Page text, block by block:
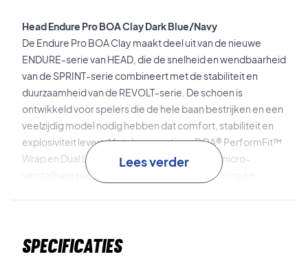
Head Endure Pro BOA Clay Dark Blue/Navy
De Endure Pro BOA Clay maakt deel uit van de nieuwe
ENDURE-serie van HEAD, die de snelheid en wendbaarheid
van de SPRINT-serie combineert met de stabiliteit en
duurzaamheid van de REVOLT-serie. De schoen is
ontwikkeld voor spelers die de hele baan bestrijken en een
veelzijdig model nodig hebben dat comfort, stabiliteit en
explosiviteit levert. Met de innovatieve BOA® PerformFit™
Wrap en Dual Li2-draaisystemen krijg je een micro-
verstelbare pasvorm die optimale ondersteuning en
en nauwkeurige aanpassing van de pasvorm zodat de
Lees verder
Specificaties